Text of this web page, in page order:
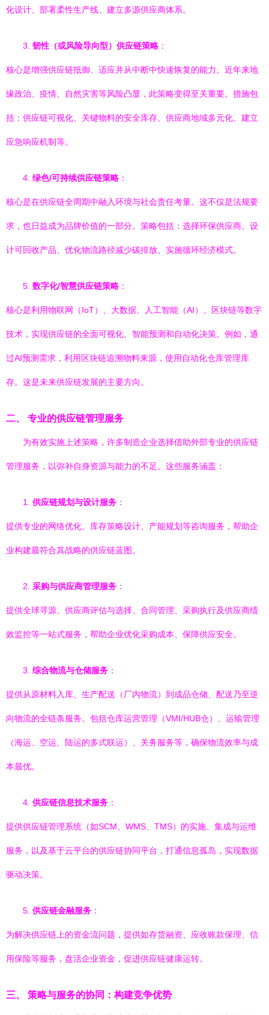
化设计、部署柔性生产线、建立多源供应商体系。
3. 韧性（或风险导向型）供应链策略 ：
核心是增强供应链抵御、适应并从中断中快速恢复的能力。近年来地
缘政治、疫情、自然灾害等风险凸显，此策略变得至关重要。措施包
括：供应链可视化、关键物料的安全库存、供应商地域多元化、建立
应急响应机制等。
4. 绿色/可持续供应链策略 ：
核心是在供应链全周期中融入环境与社会责任考量。这不仅是法规要
求，也日益成为品牌价值的一部分。策略包括：选择环保供应商、设
计可回收产品、优化物流路径减少碳排放、实施循环经济模式。
5. 数字化/智慧供应链策略 ：
核心是利用物联网（IoT）、大数据、人工智能（AI）、区块链等数字
技术，实现供应链的全面可视化、智能预测和自动化决策。例如，通
过AI预测需求，利用区块链追溯物料来源，使用自动化仓库管理库
存。这是未来供应链发展的主要方向。
二、 专业的供应链管理服务
为有效实施上述策略，许多制造企业选择借助外部专业的供应链
管理服务，以弥补自身资源与能力的不足。这些服务涵盖：
1. 供应链规划与设计服务 ：
提供专业的网络优化、库存策略设计、产能规划等咨询服务，帮助企
业构建最符合其战略的供应链蓝图。
2. 采购与供应商管理服务 ：
提供全球寻源、供应商评估与选择、合同管理、采购执行及供应商绩
效监控等一站式服务，帮助企业优化采购成本、保障供应安全。
3. 综合物流与仓储服务 ：
提供从原材料入库、生产配送（厂内物流）到成品仓储、配送乃至逆
向物流的全链条服务。包括仓库运营管理（VMI/HUB仓）、运输管理
（海运、空运、陆运的多式联运）、关务服务等，确保物流效率与成
本最优。
4. 供应链信息技术服务 ：
提供供应链管理系统（如SCM、WMS、TMS）的实施、集成与运维
服务，以及基于云平台的供应链协同平台，打通信息孤岛，实现数据
驱动决策。
5. 供应链金融服务 ：
为解决供应链上的资金流问题，提供如存货融资、应收账款保理、信
用保险等服务，盘活企业资金，促进供应链健康运转。
三、 策略与服务的协同：构建竞争优势